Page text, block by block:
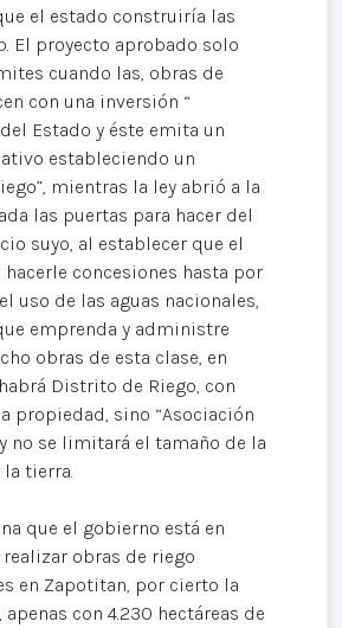
el estado construiría las
El proyecto aprobado solo
cuando las, obras de
con una inversión “
Estado y éste emita un
estableciendo un
mientras la ley abrió a la
las puertas para hacer del
suyo, al establecer que el
hacerle concesiones hasta por
uso de las aguas nacionales,
emprenda y administre
obras de esta clase, en
Distrito de Riego, con
propiedad, sino “Asociación
y no se limitará el tamaño de la
tierra.
que el gobierno está en
obras de riego
en Zapotitan, por cierto la
apenas con 4.230 hectáreas de